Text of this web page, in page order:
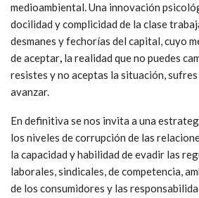
medioambiental. Una innovación
docilidad y complicidad de la clase
desmanes y fechorías del capital, cuyo
de aceptar, la realidad que no puedes
resistes y no aceptas la situación,
avanzar.
En definitiva se nos invita a una
los niveles de corrupción de las
la capacidad y habilidad de evadir las
laborales, sindicales, de competencia,
de los consumidores y las